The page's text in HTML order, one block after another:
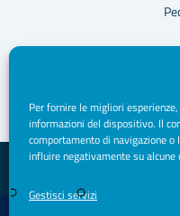
Per fornire le migliori
informazioni del dispositivo. Il
comportamento di navigazione
influire negativamente su
Gestisci servizi
© 2026